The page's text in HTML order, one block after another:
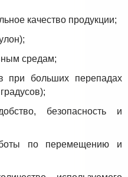
качество продукции;
средам;
при больших перепадах
безопасность и
по перемещению и